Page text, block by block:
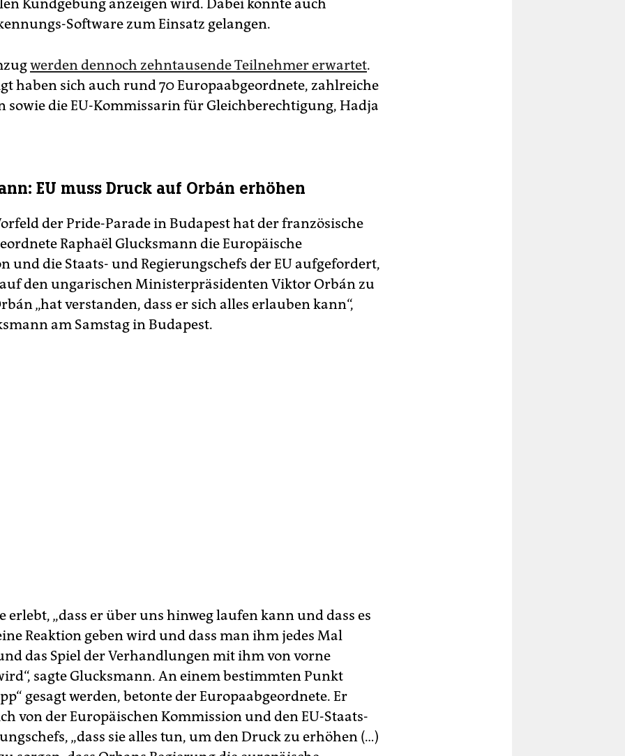
Kundgebung anzeigen wird. Dabei könnte auch
Software zum Einsatz gelangen.
werden dennoch zehntausende Teilnehmer erwartet.
haben sich auch rund 70 Europaabgeordnete, zahlreiche
sowie die EU-Kommissarin für Gleichberechtigung, Hadja
EU muss Druck auf Orbán erhöhen
der Pride-Parade in Budapest hat der französische
Raphaël Glucksmann die Europäische
und die Staats- und Regierungschefs der EU aufgefordert,
den ungarischen Ministerpräsidenten Viktor Orbán zu
„hat verstanden, dass er sich alles erlauben kann“,
am Samstag in Budapest.
erlebt, „dass er über uns hinweg laufen kann und dass es
Reaktion geben wird und dass man ihm jedes Mal
das Spiel der Verhandlungen mit ihm von vorne
sagte Glucksmann. An einem bestimmten Punkt
gesagt werden, betonte der Europaabgeordnete. Er
von der Europäischen Kommission und den EU-Staats-
„dass sie alles tun, um den Druck zu erhöhen (…)